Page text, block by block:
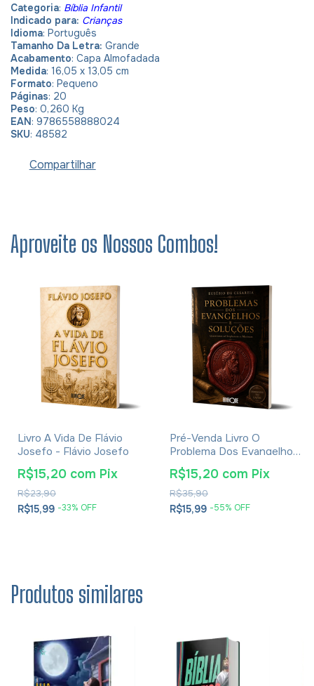
Categoria: Bíblia Infantil
Indicado para: Crianças
Idioma: Português
Tamanho Da Letra: Grande
Acabamento: Capa Almofadada
Medida: 16,05 x 13,05 cm
Formato: Pequeno
Páginas: 20
Peso: 0,260 Kg
EAN: 9786558888024
SKU: 48582
Compartilhar
Aproveite os Nossos Combos!
Livro A Vida De Flávio
Josefo - Flávio Josefo
R$15,99 -33% OFF
R$23,90
R$15,20 com Pix
Pré-Venda Livro O
Problema Dos Evangelhos
E Soluções- Eusébio De
Cesareia
R$15,99 -55% OFF
R$35,90
R$15,20 com Pix
Produtos similares